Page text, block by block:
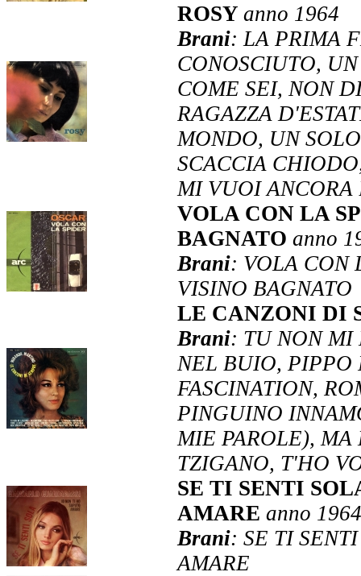
ROSY anno 1964
Brani: LA PRIMA
CONOSCIUTO,
COME SEI, NON
RAGAZZA
MONDO, UN
SCACCIA
MI VUOI ANCORA
VOLA CON LA
BAGNATO anno
Brani: VOLA CON
VISINO BAGNATO
LE CANZONI DI
Brani: TU NON MI
NEL BUIO, PIPPO
FASCINATION,
PINGUINO
MIE PAROLE),
TZIGANO, T'HO
SE TI SENTI
AMARE anno 1964
Brani: SE TI
AMARE